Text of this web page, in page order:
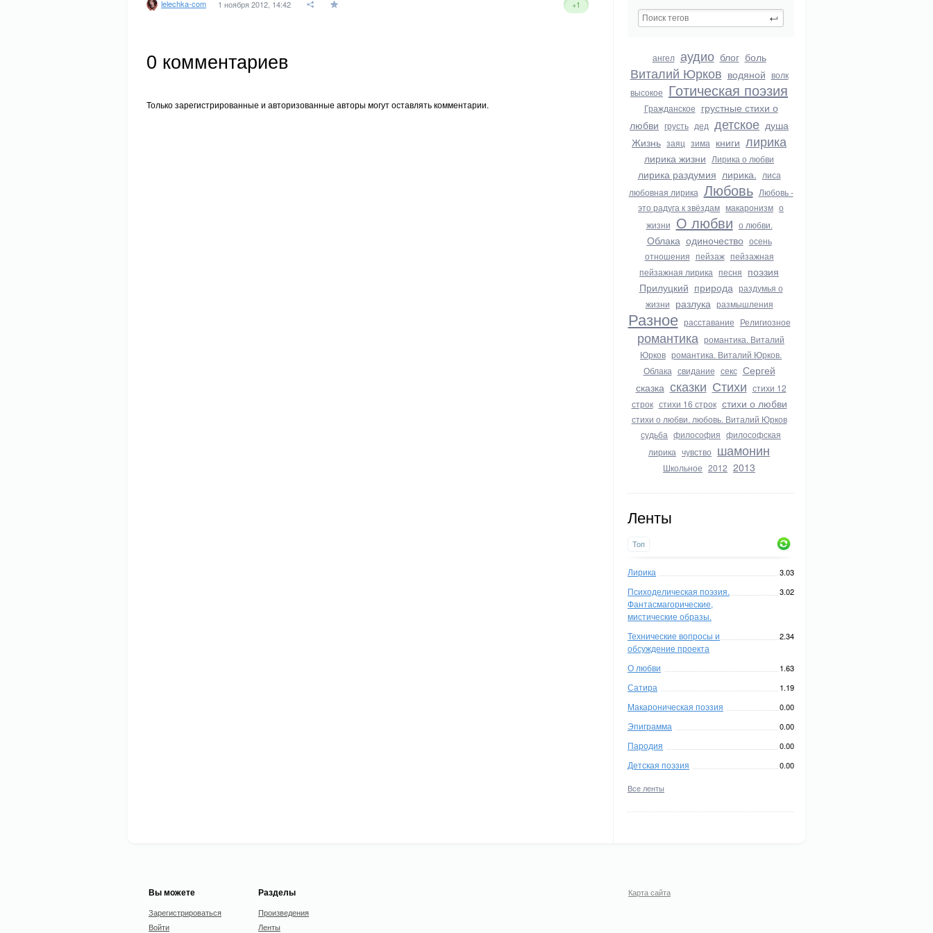
ангел аудио блог боль
Виталий Юрков водяной волк
высокое Готическая поэзия
Гражданское грустные стихи о
любви грусть дед детское душа
Жизнь заяц зима книги лирика
лирика жизни Лирика о любви
лирика раздумия лирика. лиса
любовная лирика Любовь Любовь -
это радуга к звёздам макаронизм о
жизни О любви о любви.
Облака одиночество осень
отношения пейзаж пейзажная
пейзажная лирика песня поэзия
Прилуцкий природа раздумья о
жизни разлука размышления
Разное расставание Религиозное
романтика романтика. Виталий
Юрков романтика. Виталий Юрков.
Облака свидание секс Сергей
сказка сказки Стихи стихи 12
строк стихи 16 строк стихи о любви
стихи о любви. любовь. Виталий Юрков
судьба философия философская
лирика чувство шамонин
Школьное 2012 2013
Ленты
Топ
Лирика 3.03
Психоделическая поэзия.
Фантасмагорические,
мистические образы.
3.02
Технические вопросы и
обсуждение проекта
2.34
О любви 1.63
Сатира 1.19
Макароническая поэзия 0.00
Эпиграмма 0.00
Пародия 0.00
Детская поэзия 0.00
Все ленты
lelechka-com 1 ноября 2012, 14:42 +1
0 комментариев
Только зарегистрированные и авторизованные авторы могут оставлять комментарии.
Вы можете
Зарегистрироваться
Войти
Разделы
Произведения
Ленты
Карта сайта